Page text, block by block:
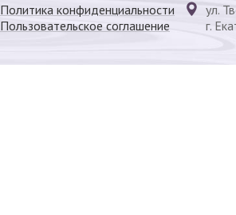
Политика конфиденциальности
Пользовательское соглашение
ул.
г.